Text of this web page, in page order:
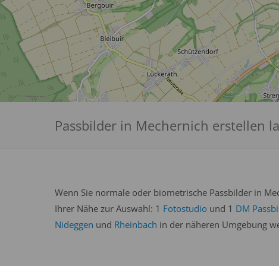
Passbilder in Mechernich erstellen
Wenn Sie normale oder biometrische Passbilder in
Ihrer Nähe zur Auswahl: 1 Fotostudio und 1 DM
Nideggen und Rheinbach in der näheren Umgebung